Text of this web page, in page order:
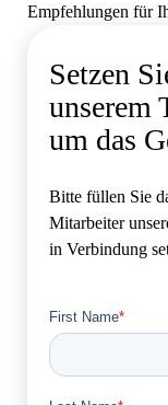
Empfehlungen für
Setzen
unserem
um das
Bitte füllen Sie
Mitarbeiter
in Verbindung